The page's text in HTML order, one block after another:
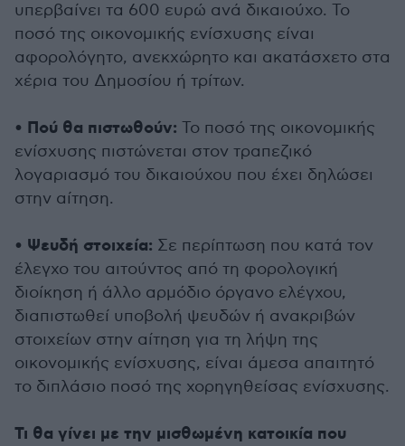
υπερβαίνει τα 600 ευρώ ανά δικαιούχο. Το
ποσό της οικονομικής ενίσχυσης είναι
αφορολόγητο, ανεκχώρητο και ακατάσχετο στα
χέρια του Δημοσίου ή τρίτων.
• Πού θα πιστωθούν: Το ποσό της οικονομικής
ενίσχυσης πιστώνεται στον τραπεζικό
λογαριασμό του δικαιούχου που έχει δηλώσει
στην αίτηση.
• Ψευδή στοιχεία: Σε περίπτωση που κατά τον
έλεγχο του αιτούντος από τη φορολογική
διοίκηση ή άλλο αρμόδιο όργανο ελέγχου,
διαπιστωθεί υποβολή ψευδών ή ανακριβών
στοιχείων στην αίτηση για τη λήψη της
οικονομικής ενίσχυσης, είναι άμεσα απαιτητό
το διπλάσιο ποσό της χορηγηθείσας ενίσχυσης.
Τι θα γίνει με την μισθωμένη κατοικία που